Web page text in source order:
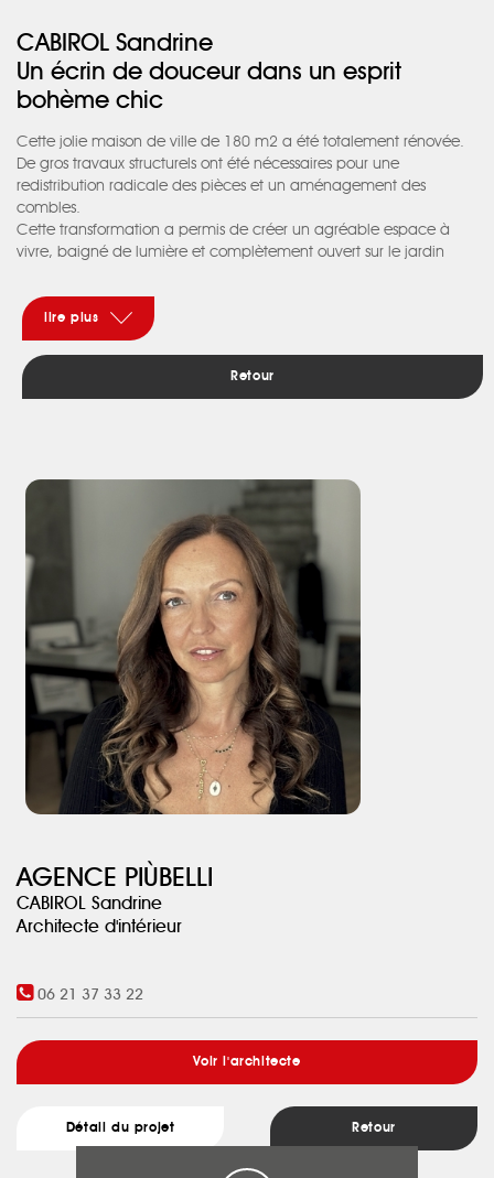
CABIROL Sandrine
Un écrin de douceur dans un esprit
bohème chic
Cette jolie maison de ville de 180 m2 a été totalement rénovée.
De gros travaux structurels ont été nécessaires pour une
redistribution radicale des pièces et un aménagement des
combles.
Cette transformation a permis de créer un agréable espace à
vivre, baigné de lumière et complètement ouvert sur le jardin
cocon, habillé de couleurs profondes et enveloppantes.
L’escalier en métal, sculptural, se retrouve en suspension. Sa ligne
épurée telle une feuille de papier pliée renforce le côté aérien. Un
meuble sous escalier en chêne compose de manière ingénieuse
les 3 premières marches. Le placard d’entrée vient structurer
plan de travail marbré.
La chambre d’amis, elle, est une parenthèse exotique. Son papier
peint illustré de tigres dialogue avec la faïence ondulée couleur
terracotta de la salle d'eau attenante.
lire plus
Retour
AGENCE PIÙBELLI
CABIROL Sandrine
Architecte d'intérieur
06 21 37 33 22
Voir l'architecte
Détail du projet Retour